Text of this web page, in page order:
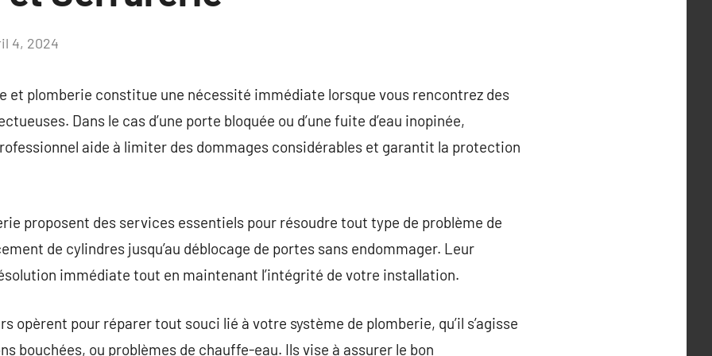
4, 2024
et plomberie constitue une nécessité immédiate lorsque vous rencontrez des
Dans le cas d’une porte bloquée ou d’une fuite d’eau inopinée,
aide à limiter des dommages considérables et garantit la protection
proposent des services essentiels pour résoudre tout type de problème de
de cylindres jusqu’au déblocage de portes sans endommager. Leur
immédiate tout en maintenant l’intégrité de votre installation.
opèrent pour réparer tout souci lié à votre système de plomberie, qu’il s’agisse
bouchées, ou problèmes de chauffe-eau. Ils vise à assurer le bon